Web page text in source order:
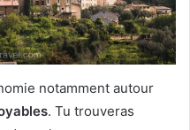
notamment autour
. Tu trouveras